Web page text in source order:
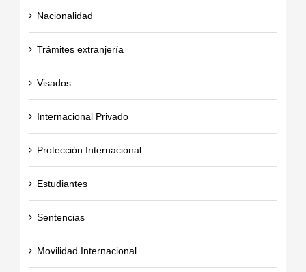
Nacionalidad
Trámites extranjería
Visados
Internacional Privado
Protección Internacional
Estudiantes
Sentencias
Movilidad Internacional